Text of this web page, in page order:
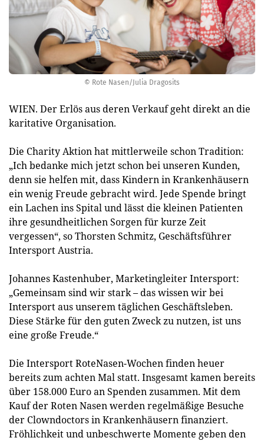
© Rote Nasen/Julia Dragosits
WIEN. Der Erlös aus deren Verkauf geht direkt an die
karitative Organisation.
Die Charity Aktion hat mittlerweile schon Tradition:
„Ich bedanke mich jetzt schon bei unseren Kunden,
denn sie helfen mit, dass Kindern in Krankenhäusern
ein wenig Freude gebracht wird. Jede Spende bringt
ein Lachen ins Spital und lässt die kleinen Patienten
ihre gesundheitlichen Sorgen für kurze Zeit
vergessen“, so Thorsten Schmitz, Geschäftsführer
Intersport Austria.
Johannes Kastenhuber, Marketingleiter Intersport:
„Gemeinsam sind wir stark – das wissen wir bei
Intersport aus unserem täglichen Geschäftsleben.
Diese Stärke für den guten Zweck zu nutzen, ist uns
eine große Freude.“
Die Intersport RoteNasen-Wochen finden heuer
bereits zum achten Mal statt. Insgesamt kamen bereits
über 158.000 Euro an Spenden zusammen. Mit dem
Kauf der Roten Nasen werden regelmäßige Besuche
der Clowndoctors in Krankenhäusern finanziert.
Fröhlichkeit und unbeschwerte Momente geben den